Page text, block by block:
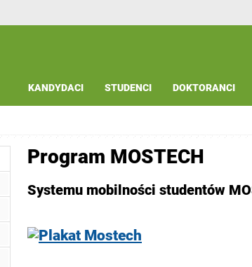
KANDYDACI STUDENCI DOKTORANCI
Program MOSTECH
Systemu mobilności studentów